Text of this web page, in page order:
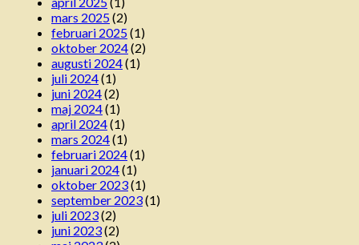
mars 2025(2)
februari 2025(1)
oktober 2024(2)
augusti 2024(1)
juli 2024(1)
juni 2024(2)
maj 2024(1)
april 2024(1)
mars 2024(1)
februari 2024(1)
januari 2024(1)
oktober 2023(1)
september 2023(1)
juli 2023(2)
juni 2023(2)